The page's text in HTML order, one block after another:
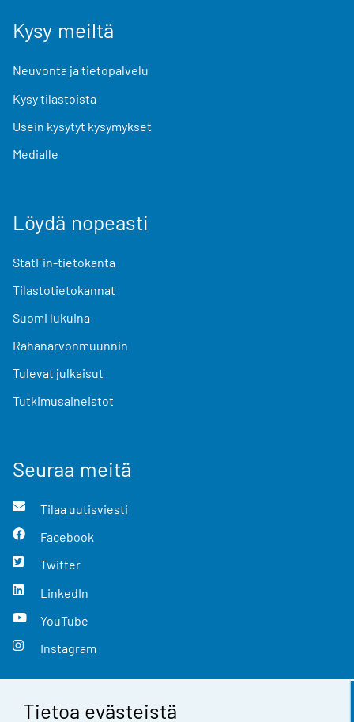
Tietoa evästeistä
Kysy meiltä
Neuvonta ja tietopalvelu
Kysy tilastoista
Usein kysytyt kysymykset
Medialle
Löydä nopeasti
StatFin-tietokanta
Tilastotietokannat
Suomi lukuina
Rahanarvonmuunnin
Tulevat julkaisut
Tutkimusaineistot
Seuraa meitä
Tilaa uutisviesti
Facebook
Twitter
LinkedIn
YouTube
Instagram
Yhteystiedot